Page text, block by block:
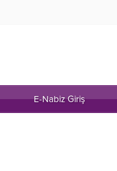
E-Nabiz Giriş